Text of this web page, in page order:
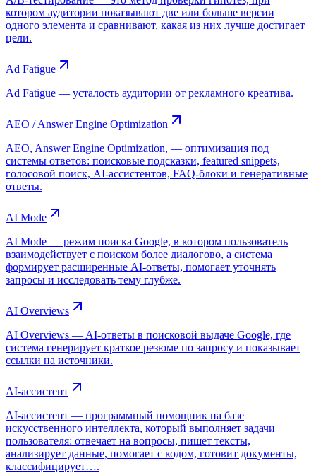
котором аудитории показывают две или больше версии
одного элемента и сравнивают, какая из них лучше достигает
цели.
Ad Fatigue
Ad Fatigue — усталость аудитории от рекламного креатива.
AEO / Answer Engine Optimization
AEO, Answer Engine Optimization, — оптимизация под
системы ответов: поисковые подсказки, featured snippets,
голосовой поиск, AI-ассистентов, FAQ-блоки и генеративные
ответы.
AI Mode
AI Mode — режим поиска Google, в котором пользователь
взаимодействует с поиском более диалогово, а система
формирует расширенные AI-ответы, помогает уточнять
запросы и исследовать тему глубже.
AI Overviews
AI Overviews — AI-ответы в поисковой выдаче Google, где
система генерирует краткое резюме по запросу и показывает
ссылки на источники.
AI-ассистент
AI-ассистент — программный помощник на базе
искусственного интеллекта, который выполняет задачи
пользователя: отвечает на вопросы, пишет тексты,
анализирует данные, помогает с кодом, готовит документы,
классифицирует….